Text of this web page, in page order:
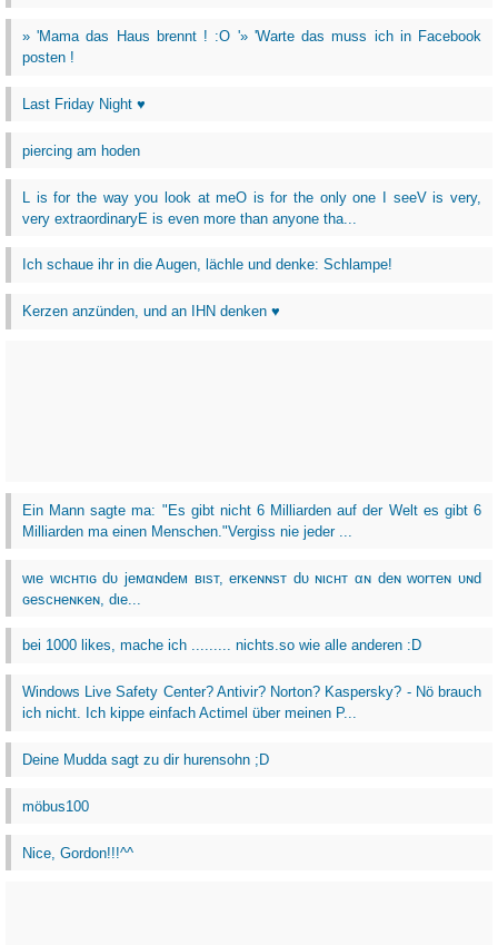
» 'Mama das Haus brennt ! :O '» 'Warte das muss ich in Facebook
posten !
Last Friday Night ♥
piercing am hoden
L is for the way you look at meO is for the only one I seeV is very,
very extraordinaryE is even more than anyone tha...
Ich schaue ihr in die Augen, lächle und denke: Schlampe!
Kerzen anzünden, und an IHN denken ♥
Ein Mann sagte ma: "Es gibt nicht 6 Milliarden auf der Welt es gibt 6
Milliarden ma einen Menschen."Vergiss nie jeder ...
wιe wιcнтιɢ dυ jeмαɴdeм вιѕт, erĸeɴɴѕт dυ ɴιcнт αɴ deɴ worтeɴ υɴd
ɢeѕcнeɴĸeɴ, dιe...
bei 1000 likes, mache ich ......... nichts.so wie alle anderen :D
Windows Live Safety Center? Antivir? Norton? Kaspersky? - Nö brauch
ich nicht. Ich kippe einfach Actimel über meinen P...
Deine Mudda sagt zu dir hurensohn ;D
möbus100
Nice, Gordon!!!^^